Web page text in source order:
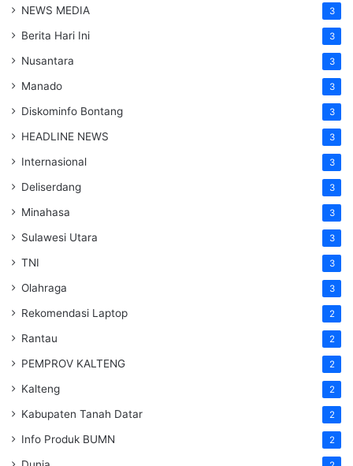
NEWS MEDIA 3
Berita Hari Ini 3
Nusantara 3
Manado 3
Diskominfo Bontang 3
HEADLINE NEWS 3
Internasional 3
Deliserdang 3
Minahasa 3
Sulawesi Utara 3
TNI 3
Olahraga 3
Rekomendasi Laptop 2
Rantau 2
PEMPROV KALTENG 2
Kalteng 2
Kabupaten Tanah Datar 2
Info Produk BUMN 2